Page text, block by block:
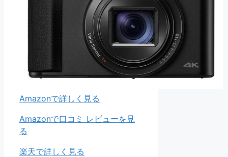
Amazonで詳しく見る
Amazonで口コミ レビューを見
る
楽天で詳しく見る